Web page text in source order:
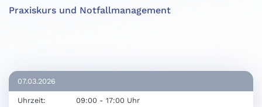
Praxiskurs und Notfallmanagement
07.03.2026
Uhrzeit: 09:00 - 17:00 Uhr